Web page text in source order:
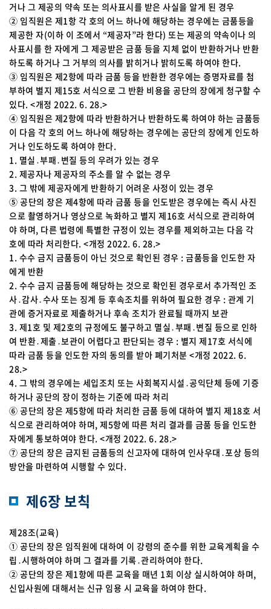
거나 그 제공의 약속 또는 의사표시를 받은 사실을 알게 된 경우
② 임직원은 제1항 각 호의 어느 하나에 해당하는 경우에는 금품등을
제공한 자(이하 이 조에서 “제공자”라 한다) 또는 제공의 약속이나 의
사표시를 한 자에게 그 제공받은 금품 등을 지체 없이 반환하거나 반환
하도록 하거나 그 거부의 의사를 밝히거나 밝히도록 하여야 한다.
③ 임직원은 제2항에 따라 금품 등을 반환한 경우에는 증명자료를 첨
부하여 별지 제15호 서식으로 그 반환 비용을 공단의 장에게 청구할 수
있다. <개정 2022. 6. 28.>
④ 임직원은 제2항에 따라 반환하거나 반환하도록 하여야 하는 금품등
이 다음 각 호의 어느 하나에 해당하는 경우에는 공단의 장에게 인도하
거나 인도하도록 하여야 한다.
1. 멸실․부패․변질 등의 우려가 있는 경우
2. 제공자나 제공자의 주소를 알 수 없는 경우
3. 그 밖에 제공자에게 반환하기 어려운 사정이 있는 경우
⑤ 공단의 장은 제4항에 따라 금품 등을 인도받은 경우에는 즉시 사진
으로 촬영하거나 영상으로 녹화하고 별지 제16호 서식으로 관리하여
야 하며, 다른 법령에 특별한 규정이 있는 경우를 제외하고는 다음 각
호에 따라 처리한다. <개정 2022. 6. 28.>
1. 수수 금지 금품등이 아닌 것으로 확인된 경우 : 금품등을 인도한 자
에게 반환
2. 수수 금지 금품등에 해당하는 것으로 확인된 경우로서 추가적인 조
사․감사․수사 또는 징계 등 후속조치를 위하여 필요한 경우 : 관계 기
관에 증거자료로 제출하거나 후속 조치가 완료될 때까지 보관
3. 제1호 및 제2호의 규정에도 불구하고 멸실․부패․변질 등으로 인하
여 반환․제출․보관이 어렵다고 판단되는 경우 : 별지 제17호 서식에
따라 금품 등을 인도한 자의 동의를 받아 폐기처분 <개정 2022. 6.
28.>
4. 그 밖의 경우에는 세입조치 또는 사회복지시설․공익단체 등에 기증
하거나 공단의 장이 정하는 기준에 따라 처리
⑥ 공단의 장은 제5항에 따라 처리한 금품 등에 대하여 별지 제18호 서
식으로 관리하여야 하며, 제5항에 따른 처리 결과를 금품 등을 인도한
자에게 통보하여야 한다. <개정 2022. 6. 28.>
⑦ 공단의 장은 금지된 금품등의 신고자에 대하여 인사우대․포상 등의
방안을 마련하여 시행할 수 있다.
제6장 보칙
제28조(교육)
① 공단의 장은 임직원에 대하여 이 강령의 준수를 위한 교육계획을 수
립․시행하여야 하며 그 결과를 기록․관리하여야 한다.
② 공단의 장은 제1항에 따른 교육을 매년 1회 이상 실시하여야 하며,
신입사원에 대해서는 신규 임용 시 교육을 하여야 한다.